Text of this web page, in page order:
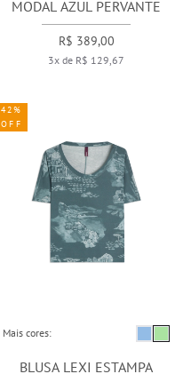
MODAL AZUL PERVANTE
R$ 389,00
3x de R$ 129,67
Mais cores:
BLUSA LEXI ESTAMPA
42%
OFF